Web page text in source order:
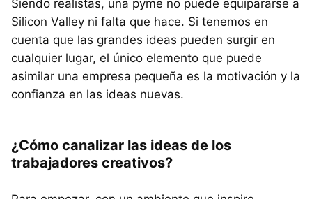
Siendo realistas, una pyme no puede equipararse a
Silicon Valley ni falta que hace. Si tenemos en
cuenta que las grandes ideas pueden surgir en
cualquier lugar, el único elemento que puede
asimilar una empresa pequeña es la motivación y la
confianza en las ideas nuevas.
¿Cómo canalizar las ideas de los
trabajadores creativos?